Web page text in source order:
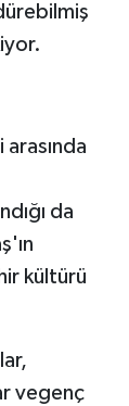
da
kültürü
vegenç